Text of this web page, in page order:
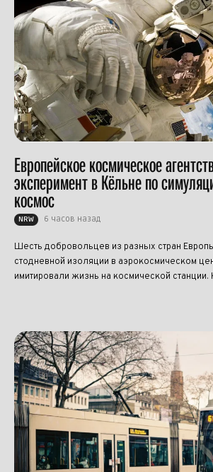
Европейское космическое
эксперимент в Кёльне по
космос
NRW 6 часов назад
Шесть добровольцев из разных стран
стодневной изоляции в аэрокосмическом
имитировали жизнь на космической станции.